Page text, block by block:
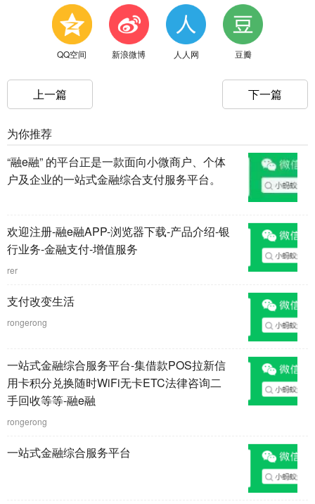
QQ空间 新浪微博 人人网 豆瓣
上一篇 下一篇
为你推荐
“融e融” 的平台正是一款面向小微商户、个体
户及企业的一站式金融综合支付服务平台。
欢迎注册-融e融APP-浏览器下载-产品介绍-银
行业务-金融支付-增值服务
rer
支付改变生活
rongerong
一站式金融综合服务平台-集借款POS拉新信
用卡积分兑换随时WiFi无卡ETC法律咨询二
手回收等等-融e融
rongerong
一站式金融综合服务平台